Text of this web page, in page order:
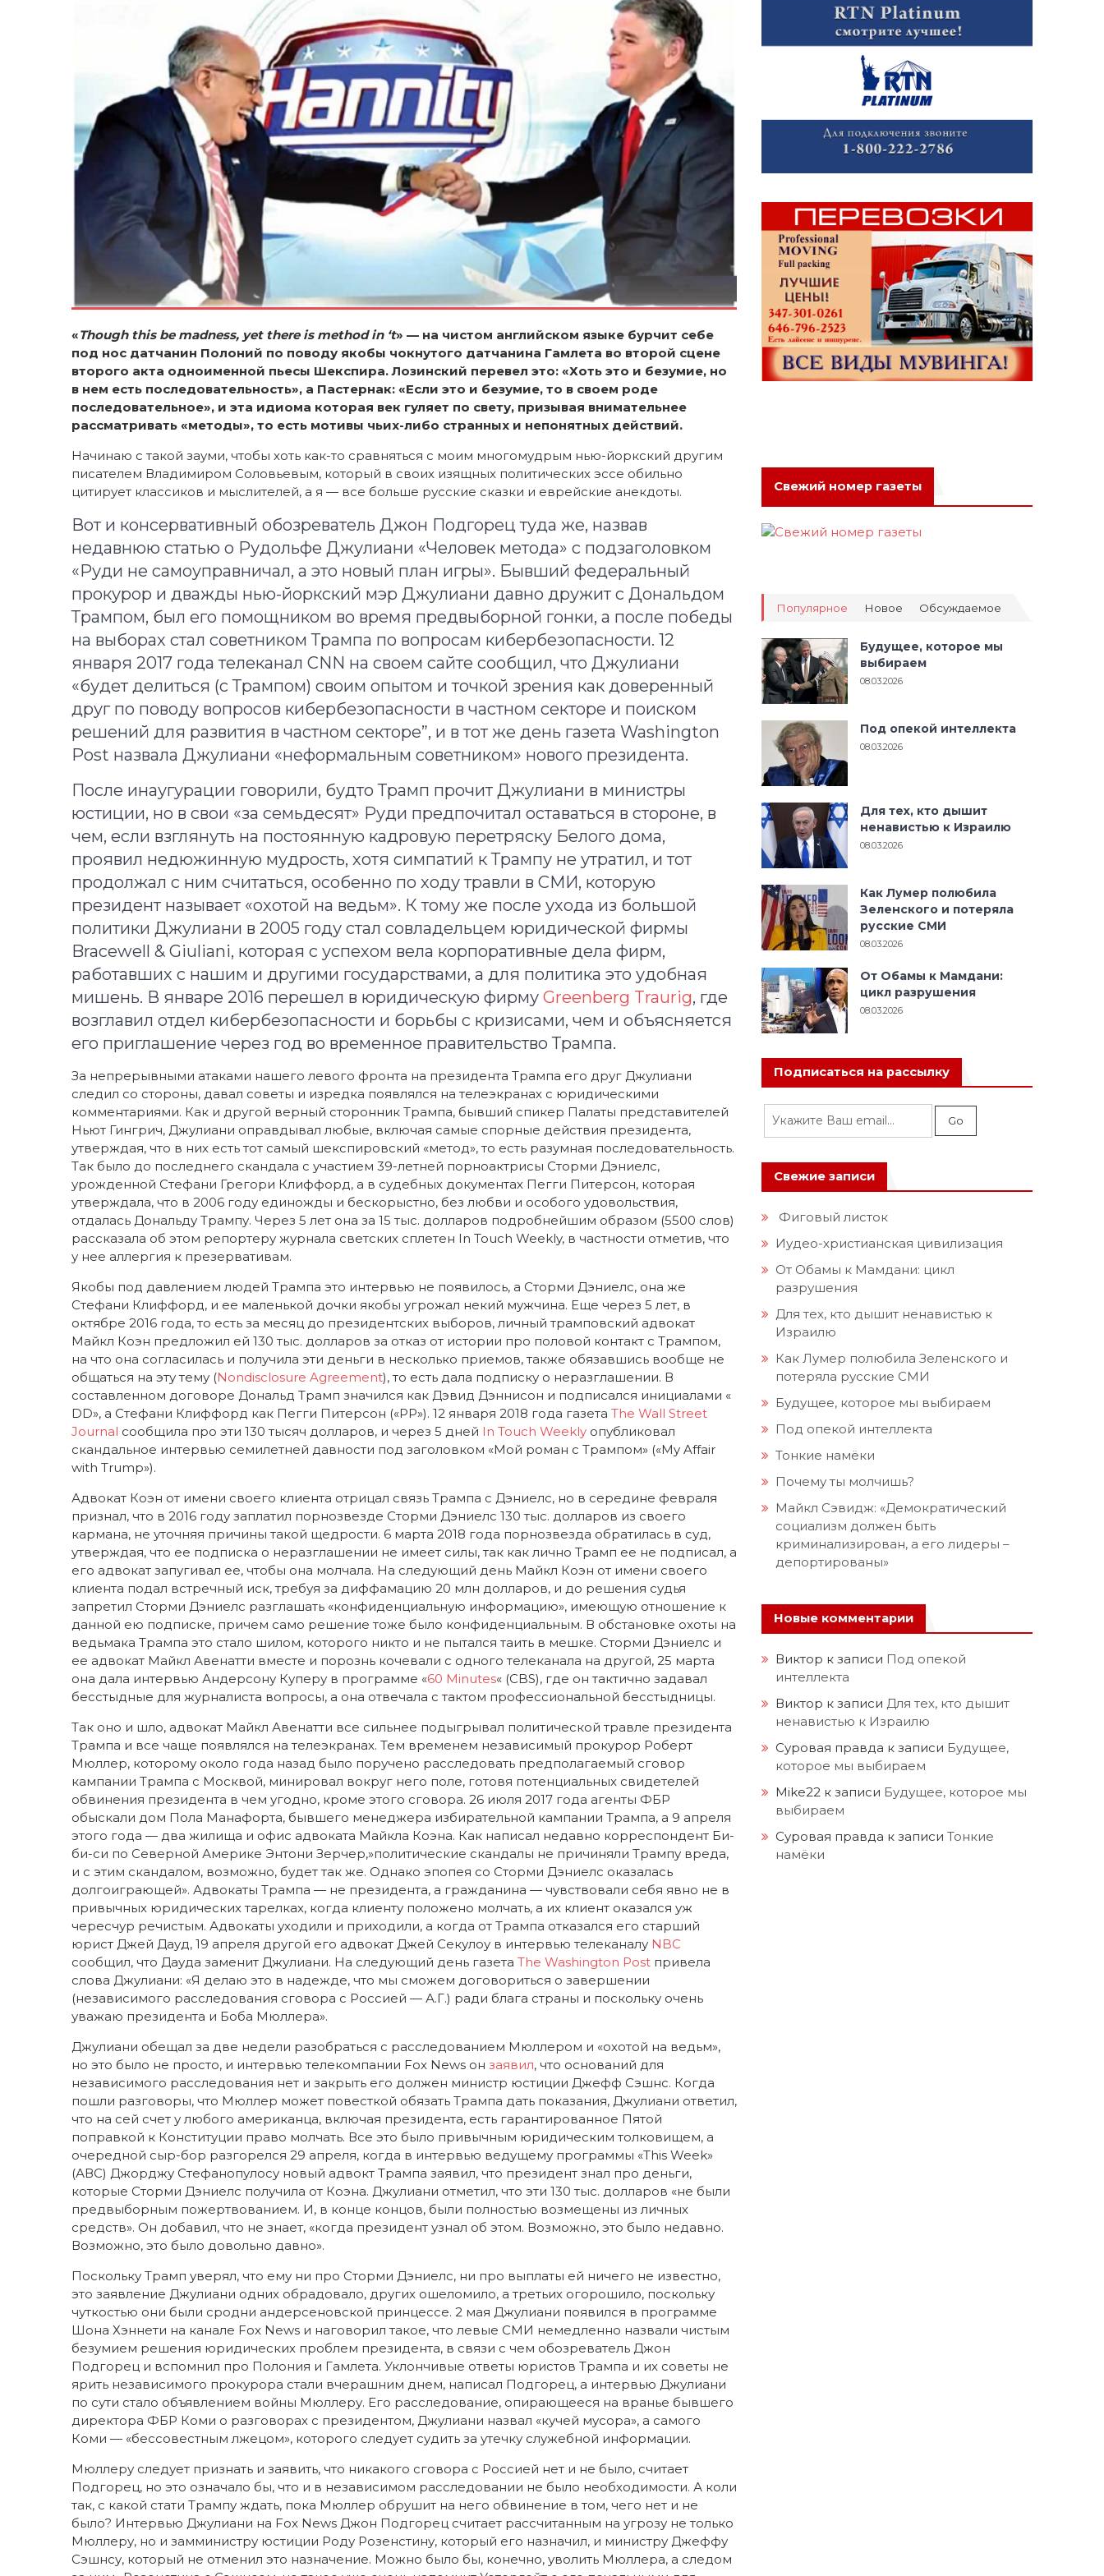
«Though this be madness, yet there is method in ‘t» — на чистом английском языке бурчит себе
под нос датчанин Полоний по поводу якобы чокнутого датчанина Гамлета во второй сцене
второго акта одноименной пьесы Шекспира. Лозинский перевел это: «Хоть это и безумие, но
в нем есть последовательность», а Пастернак: «Если это и безумие, то в своем роде
последовательное», и эта идиома которая век гуляет по свету, призывая внимательнее
рассматривать «методы», то есть мотивы чьих-либо странных и непонятных действий.
Начинаю с такой зауми, чтобы хоть как-то сравняться с моим многомудрым нью-йоркский другим
писателем Владимиром Соловьевым, который в своих изящных политических эссе обильно
цитирует классиков и мыслителей, а я — все больше русские сказки и еврейские анекдоты.
Вот и консервативный обозреватель Джон Подгорец туда же, назвав
недавнюю статью о Рудольфе Джулиани «Человек метода» с подзаголовком
«Руди не самоуправничал, а это новый план игры». Бывший федеральный
прокурор и дважды нью-йоркский мэр Джулиани давно дружит с Дональдом
Трампом, был его помощником во время предвыборной гонки, а после победы
на выборах стал советником Трампа по вопросам кибербезопасности. 12
января 2017 года телеканал CNN на своем сайте сообщил, что Джулиани
«будет делиться (с Трампом) своим опытом и точкой зрения как доверенный
друг по поводу вопросов кибербезопасности в частном секторе и поиском
решений для развития в частном секторе”, и в тот же день газета Washington
Post назвала Джулиани «неформальным советником» нового президента.
После инаугурации говорили, будто Трамп прочит Джулиани в министры
юстиции, но в свои «за семьдесят» Руди предпочитал оставаться в стороне, в
чем, если взглянуть на постоянную кадровую перетряску Белого дома,
проявил недюжинную мудрость, хотя симпатий к Трампу не утратил, и тот
продолжал с ним считаться, особенно по ходу травли в СМИ, которую
президент называет «охотой на ведьм». К тому же после ухода из большой
политики Джулиани в 2005 году стал совладельцем юридической фирмы
Bracewell & Giuliani, которая с успехом вела корпоративные дела фирм,
работавших с нашим и другими государствами, а для политика это удобная
мишень. В январе 2016 перешел в юридическую фирму Greenberg Traurig, где
возглавил отдел кибербезопасности и борьбы с кризисами, чем и объясняется
его приглашение через год во временное правительство Трампа.
За непрерывными атаками нашего левого фронта на президента Трампа его друг Джулиани
следил со стороны, давал советы и изредка появлялся на телеэкранах с юридическими
комментариями. Как и другой верный сторонник Трампа, бывший спикер Палаты представителей
Ньют Гингрич, Джулиани оправдывал любые, включая самые спорные действия президента,
утверждая, что в них есть тот самый шекспировский «метод», то есть разумная последовательность.
Так было до последнего скандала с участием 39-летней порноактрисы Сторми Дэниелс,
урожденной Стефани Грегори Клиффорд, а в судебных документах Пегги Питерсон, которая
утверждала, что в 2006 году единожды и бескорыстно, без любви и особого удовольствия,
отдалась Дональду Трампу. Через 5 лет она за 15 тыс. долларов подробнейшим образом (5500 слов)
рассказала об этом репортеру журнала светских сплетен In Touch Weekly, в частности отметив, что
у нее аллергия к презервативам.
Якобы под давлением людей Трампа это интервью не появилось, а Сторми Дэниелс, она же
Стефани Клиффорд, и ее маленькой дочки якобы угрожал некий мужчина. Еще через 5 лет, в
октябре 2016 года, то есть за месяц до президентских выборов, личный трамповский адвокат
Майкл Коэн предложил ей 130 тыс. долларов за отказ от истории про половой контакт с Трампом,
на что она согласилась и получила эти деньги в несколько приемов, также обязавшись вообще не
общаться на эту тему (Nondisclosure Agreement), то есть дала подписку о неразглашении. В
составленном договоре Дональд Трамп значился как Дэвид Дэннисон и подписался инициалами «
DD», а Стефани Клиффорд как Пегги Питерсон («PP»). 12 января 2018 года газета The Wall Street
Journal сообщила про эти 130 тысяч долларов, и через 5 дней In Touch Weekly опубликовал
скандальное интервью семилетней давности под заголовком «Мой роман с Трампом» («My Affair
with Trump»).
Адвокат Коэн от имени своего клиента отрицал связь Трампа с Дэниелс, но в середине февраля
признал, что в 2016 году заплатил порнозвезде Сторми Дэниелс 130 тыс. долларов из своего
кармана, не уточняя причины такой щедрости. 6 марта 2018 года порнозвезда обратилась в суд,
утверждая, что ее подписка о неразглашении не имеет силы, так как лично Трамп ее не подписал, а
его адвокат запугивал ее, чтобы она молчала. На следующий день Майкл Коэн от имени своего
клиента подал встречный иск, требуя за диффамацию 20 млн долларов, и до решения судья
запретил Сторми Дэниелс разглашать «конфиденциальную информацию», имеющую отношение к
данной ею подписке, причем само решение тоже было конфиденциальным. В обстановке охоты на
ведьмака Трампа это стало шилом, которого никто и не пытался таить в мешке. Сторми Дэниелс и
ее адвокат Майкл Авенатти вместе и порознь кочевали с одного телеканала на другой, 25 марта
она дала интервью Андерсону Куперу в программе «60 Minutes« (CBS), где он тактично задавал
бесстыдные для журналиста вопросы, а она отвечала с тактом профессиональной бесстыдницы.
Так оно и шло, адвокат Майкл Авенатти все сильнее подыгрывал политической травле президента
Трампа и все чаще появлялся на телеэкранах. Тем временем независимый прокурор Роберт
Мюллер, которому около года назад было поручено расследовать предполагаемый сговор
кампании Трампа с Москвой, минировал вокруг него поле, готовя потенциальных свидетелей
обвинения президента в чем угодно, кроме этого сговора. 26 июля 2017 года агенты ФБР
обыскали дом Пола Манафорта, бывшего менеджера избирательной кампании Трампа, а 9 апреля
этого года — два жилища и офис адвоката Майкла Коэна. Как написал недавно корреспондент Би-
би-си по Северной Америке Энтони Зерчер,»политические скандалы не причиняли Трампу вреда,
и с этим скандалом, возможно, будет так же. Однако эпопея со Сторми Дэниелс оказалась
долгоиграющей». Адвокаты Трампа — не президента, а гражданина — чувствовали себя явно не в
привычных юридических тарелках, когда клиенту положено молчать, а их клиент оказался уж
чересчур речистым. Адвокаты уходили и приходили, а когда от Трампа отказался его старший
юрист Джей Дауд, 19 апреля другой его адвокат Джей Секулоу в интервью телеканалу NBC
сообщил, что Дауда заменит Джулиани. На следующий день газета The Washington Post привела
слова Джулиани: «Я делаю это в надежде, что мы сможем договориться о завершении
(независимого расследования сговора с Россией — А.Г.) ради блага страны и поскольку очень
уважаю президента и Боба Мюллера».
Джулиани обещал за две недели разобраться с расследованием Мюллером и «охотой на ведьм»,
но это было не просто, и интервью телекомпании Fox News он заявил, что оснований для
независимого расследования нет и закрыть его должен министр юстиции Джефф Сэшнс. Когда
пошли разговоры, что Мюллер может повесткой обязать Трампа дать показания, Джулиани ответил,
что на сей счет у любого американца, включая президента, есть гарантированное Пятой
поправкой к Конституции право молчать. Все это было привычным юридическим толковищем, а
очередной сыр-бор разгорелся 29 апреля, когда в интервью ведущему программы «This Week»
(АВС) Джорджу Стефанопулосу новый адвокт Трампа заявил, что президент знал про деньги,
которые Сторми Дэниелс получила от Коэна. Джулиани отметил, что эти 130 тыс. долларов «не были
предвыборным пожертвованием. И, в конце концов, были полностью возмещены из личных
средств». Он добавил, что не знает, «когда президент узнал об этом. Возможно, это было недавно.
Возможно, это было довольно давно».
Поскольку Трамп уверял, что ему ни про Сторми Дэниелс, ни про выплаты ей ничего не известно,
это заявление Джулиани одних обрадовало, других ошеломило, а третьих огорошило, поскольку
чуткостью они были сродни андерсеновской принцессе. 2 мая Джулиани появился в программе
Шона Хэннети на канале Fox News и наговорил такое, что левые СМИ немедленно назвали чистым
безумием решения юридических проблем президента, в связи с чем обозреватель Джон
Подгорец и вспомнил про Полония и Гамлета. Уклончивые ответы юристов Трампа и их советы не
ярить независимого прокурора стали вчерашним днем, написал Подгорец, а интервью Джулиани
по сути стало объявлением войны Мюллеру. Его расследование, опирающееся на вранье бывшего
директора ФБР Коми о разговорах с президентом, Джулиани назвал «кучей мусора», а самого
Коми — «бессовестным лжецом», которого следует судить за утечку служебной информации.
Мюллеру следует признать и заявить, что никакого сговора с Россией нет и не было, считает
Подгорец, но это означало бы, что и в независимом расследовании не было необходимости. А коли
так, с какой стати Трампу ждать, пока Мюллер обрушит на него обвинение в том, чего нет и не
было? Интервью Джулиани на Fox News Джон Подгорец считает рассчитанным на угрозу не только
Мюллеру, но и замминистру юстиции Роду Розенстину, который его назначил, и министру Джеффу
Сэшнсу, который не отменил это назначение. Можно было бы, конечно, уволить Мюллера, а следом
Свежий номер газеты
Популярное Новое Обсуждаемое
Будущее, которое мы
выбираем
08.03.2026
Под опекой интеллекта
08.03.2026
Для тех, кто дышит
ненавистью к Израилю
08.03.2026
Как Лумер полюбила
Зеленского и потеряла
русские СМИ
08.03.2026
От Обамы к Мамдани:
цикл разрушения
08.03.2026
Подписаться на рассылку
Свежие записи
Фиговый листок
Иудео-христианская цивилизация
От Обамы к Мамдани: цикл
разрушения
Для тех, кто дышит ненавистью к
Израилю
Как Лумер полюбила Зеленского и
потеряла русские СМИ
Будущее, которое мы выбираем
Под опекой интеллекта
Тонкие намёки
Почему ты молчишь?
Майкл Сэвидж: «Демократический
социализм должен быть
криминализирован, а его лидеры –
депортированы»
Новые комментарии
Виктор к записи Под опекой
интеллекта
Виктор к записи Для тех, кто дышит
ненавистью к Израилю
Суровая правда к записи Будущее,
которое мы выбираем
Mike22 к записи Будущее, которое мы
выбираем
Суровая правда к записи Тонкие
намёки